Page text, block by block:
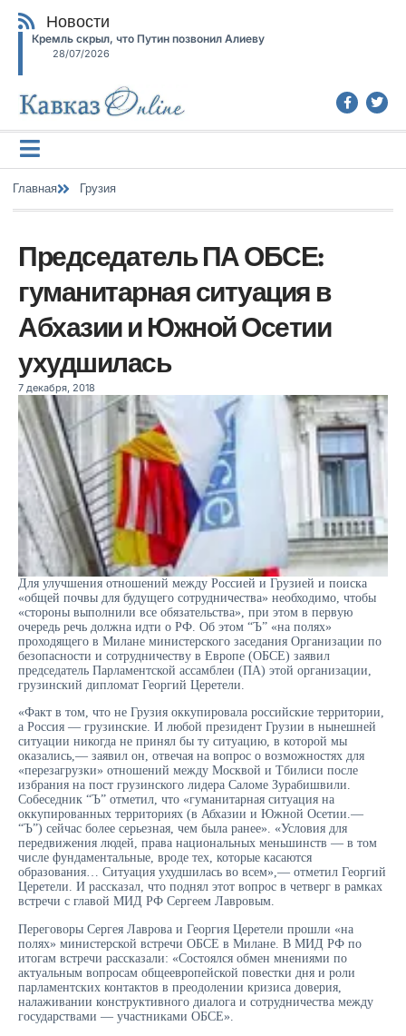
Новости
Кремль скрыл, что Путин позвонил Алиеву
28/07/2026
Главная Грузия
Председатель ПА ОБСЕ:
гуманитарная ситуация в
Абхазии и Южной Осетии
ухудшилась
7 декабря, 2018
Для улучшения отношений между Россией и Грузией и поиска
«общей почвы для будущего сотрудничества» необходимо, чтобы
«стороны выполнили все обязательства», при этом в первую
очередь речь должна идти о РФ. Об этом “Ъ” «на полях»
проходящего в Милане министерского заседания Организации по
безопасности и сотрудничеству в Европе (ОБСЕ) заявил
председатель Парламентской ассамблеи (ПА) этой организации,
грузинский дипломат Георгий Церетели.
«Факт в том, что не Грузия оккупировала российские территории,
а Россия — грузинские. И любой президент Грузии в нынешней
ситуации никогда не принял бы ту ситуацию, в которой мы
оказались,— заявил он, отвечая на вопрос о возможностях для
«перезагрузки» отношений между Москвой и Тбилиси после
избрания на пост грузинского лидера Саломе Зурабишвили.
Собеседник “Ъ” отметил, что «гуманитарная ситуация на
оккупированных территориях (в Абхазии и Южной Осетии.—
“Ъ”) сейчас более серьезная, чем была ранее». «Условия для
передвижения людей, права национальных меньшинств — в том
числе фундаментальные, вроде тех, которые касаются
образования… Ситуация ухудшилась во всем»,— отметил Георгий
Церетели. И рассказал, что поднял этот вопрос в четверг в рамках
встречи с главой МИД РФ Сергеем Лавровым.
Переговоры Сергея Лаврова и Георгия Церетели прошли «на
полях» министерской встречи ОБСЕ в Милане. В МИД РФ по
итогам встречи рассказали: «Состоялся обмен мнениями по
актуальным вопросам общеевропейской повестки дня и роли
парламентских контактов в преодолении кризиса доверия,
налаживании конструктивного диалога и сотрудничества между
государствами — участниками ОБСЕ».